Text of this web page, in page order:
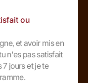
ou
et avoir mis en
n'es pas satisfait
jours et je te